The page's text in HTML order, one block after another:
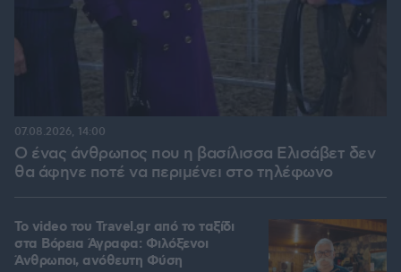
Ο ένας άνθρωπος που η βασίλισσα Ελισάβετ δεν
θα άφηνε ποτέ να περιμένει στο τηλέφωνο
07.08.2026, 14:00
To video του Travel.gr από το ταξίδι
στα Βόρεια Άγραφα: Φιλόξενοι
Άνθρωποι, ανόθευτη Φύση